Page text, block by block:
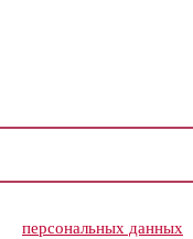
персональных данных